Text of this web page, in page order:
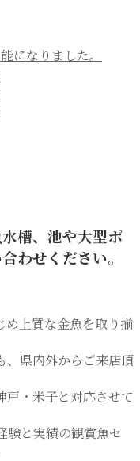
になりました。
槽、池や大型ポ
わせください。
め上質な金魚を取り揃
、県内外からご来店頂
戸・米子と対応させて
験と実績の観賞魚セ